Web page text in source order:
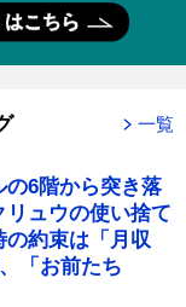
一覧
の6階から突き落
ュウの使い捨て
約束は「月収
「お前たち